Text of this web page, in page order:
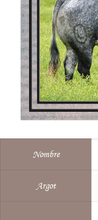
Nombre
Argot